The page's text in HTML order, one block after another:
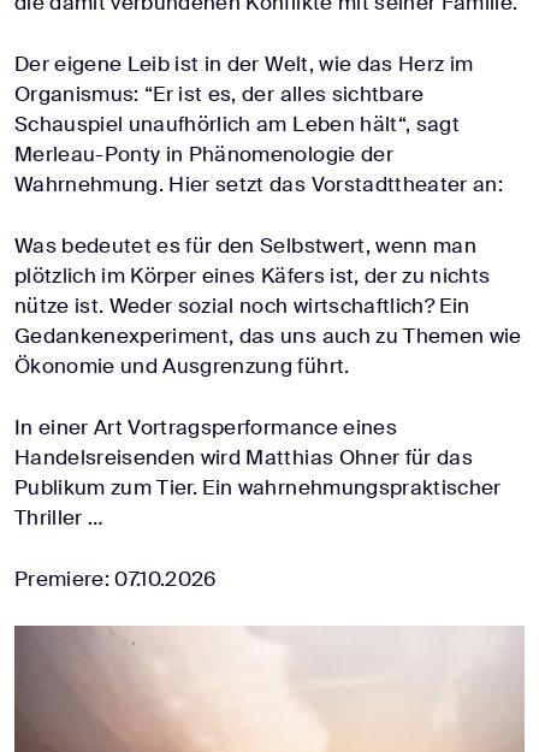
Der eigene Leib ist in der Welt, wie das Herz im
Organismus: “Er ist es, der alles sichtbare
Schauspiel unaufhörlich am Leben hält“, sagt
Merleau-Ponty in Phänomenologie der
Wahrnehmung. Hier setzt das Vorstadttheater an:
Was bedeutet es für den Selbstwert, wenn man
plötzlich im Körper eines Käfers ist, der zu nichts
nütze ist. Weder sozial noch wirtschaftlich? Ein
Gedankenexperiment, das uns auch zu Themen wie
Ökonomie und Ausgrenzung führt.
In einer Art Vortragsperformance eines
Handelsreisenden wird Matthias Ohner für das
Publikum zum Tier. Ein wahrnehmungspraktischer
Thriller …
Premiere: 07.10.2026